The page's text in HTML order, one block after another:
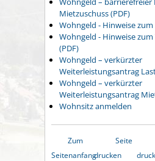
Mietzuschuss (PDF)
Wohngeld - Hinweise
Wohngeld - Hinweise
(PDF)
Wohngeld – verkürzter
Weiterleistungsantrag
Wohngeld – verkürzter
Weiterleistungsantrag
Wohnsitz anmelden
Zum
Seitenanfang
Seite
drucken